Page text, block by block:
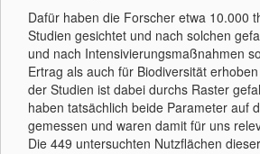
Dafür haben die Forscher etwa 10.000
Studien gesichtet und nach solchen
und nach Intensivierungsmaßnahmen
Ertrag als auch für Biodiversität
der Studien ist dabei durchs Raster
haben tatsächlich beide Parameter auf
gemessen und waren damit für uns
Die 449 untersuchten Nutzflächen